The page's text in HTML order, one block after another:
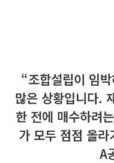
“조합설립이 임
많은 상황입니다.
한 전에 매수하려
가 모두 점점 올
A